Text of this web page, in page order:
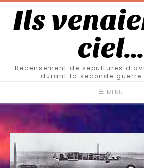
Ils
ciel…
Recensement de sépultures
durant la seconde guerre
MENU